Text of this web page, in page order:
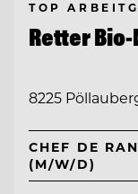
TOP
Retter
8225
CHEF DE
(M/W/D)